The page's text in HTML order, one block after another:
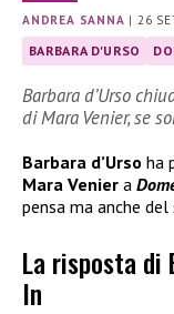
ANDREA SANNA | 26
BARBARA D'URSO
Barbara d’Urso
di Mara Venier, se
Barbara d’Urso ha
Mara Venier a
pensa ma anche
La risposta di
In